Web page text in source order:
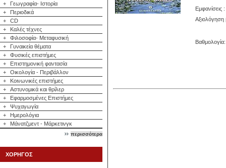
+
Γεωγραφία- Ιστορία
+
Περιοδικά
+
CD
+
Καλές τέχνες
+
Φιλοσοφία- Μεταφυσική
+
Γυναικεία θέματα
+
Φυσικές επιστήμες
+
Επιστημονική φαντασία
+
Οικολογία - Περιβάλλον
+
Κοινωνικές επιστήμες
+
Αστυνομικά και θρίλερ
+
Εφαρμοσμένες Επιστήμες
+
Ψυχαγωγία
+
Ημερολόγια
+
Μάνατζμεντ - Μάρκετινγκ
περισσότερα
ΧΟΡΗΓΟΣ
Εμφανίσεις
Αξιολόγηση